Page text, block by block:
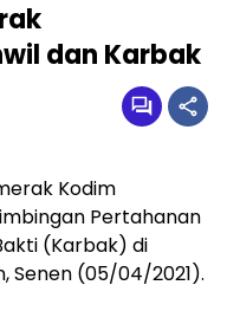
dan Karbak
Kodim
Pertahanan
(Karbak) di
Senen (05/04/2021).